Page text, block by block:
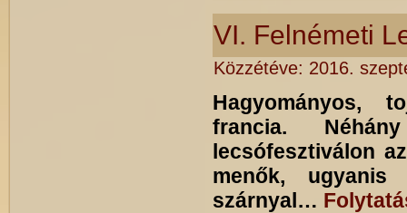
VI. Felnémeti
Közzétéve: 2016.
Hagyományos,
francia.
lecsófesztiválon
menők,
szárnyal…